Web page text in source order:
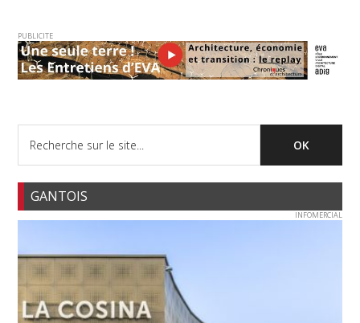
PUBLICITE
GANTOIS
INFOMERCIAL